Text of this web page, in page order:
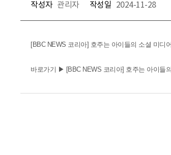
작성자 관리자 작성일 2024-11-28
[BBC NEWS 코리아] 호주는 아이들의 소셜 미디
바로가기 ▶ [BBC NEWS 코리아] 호주는 아이들